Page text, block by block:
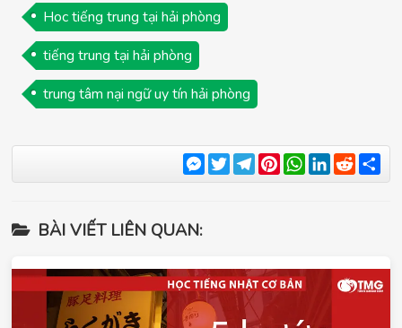
Hoc tiếng trung tại hải phòng
tiếng trung tại hải phòng
trung tâm nại ngữ uy tín hải phòng
Messenger
TwitterTelegram
Pinterest
WhatsApp
LinkedIn
Reddit
BÀI VIẾT LIÊN QUAN: